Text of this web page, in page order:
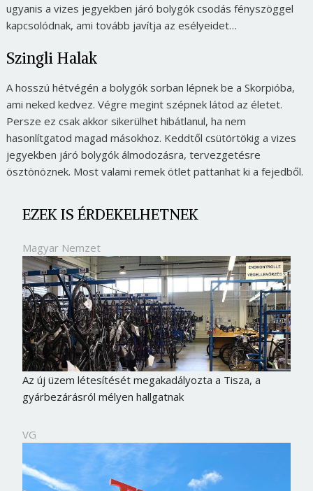
ugyanis a vizes jegyekben járó bolygók csodás fényszöggel
kapcsolódnak, ami tovább javítja az esélyeidet…
Szingli Halak
A hosszú hétvégén a bolygók sorban lépnek be a Skorpióba,
ami neked kedvez. Végre megint szépnek látod az életet.
Persze ez csak akkor sikerülhet hibátlanul, ha nem
hasonlítgatod magad másokhoz. Keddtől csütörtökig a vizes
jegyekben járó bolygók álmodozásra, tervezgetésre
ösztönöznek. Most valami remek ötlet pattanhat ki a fejedből.
EZEK IS ÉRDEKELHETNEK
Magyar Nemzet
Az új üzem létesítését megakadályozta a Tisza, a
gyárbezárásról mélyen hallgatnak
VG